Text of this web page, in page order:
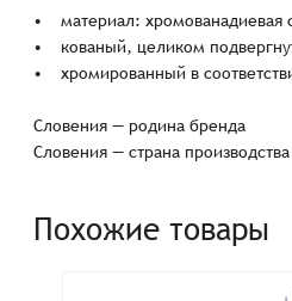
• материал: хромованадиевая
• кованый, целиком
• хромированный в
Словения — родина бренда
Словения — страна производства
Похожие товары